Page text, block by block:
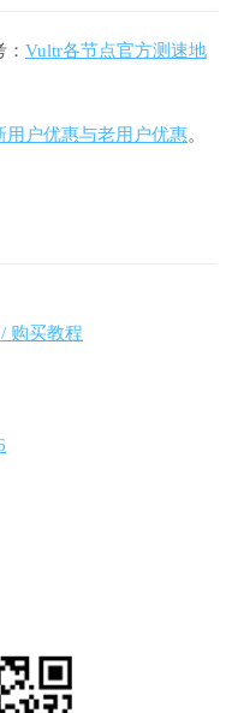
Vultr各节点官方测速地
户优惠与老用户优惠。
购买教程